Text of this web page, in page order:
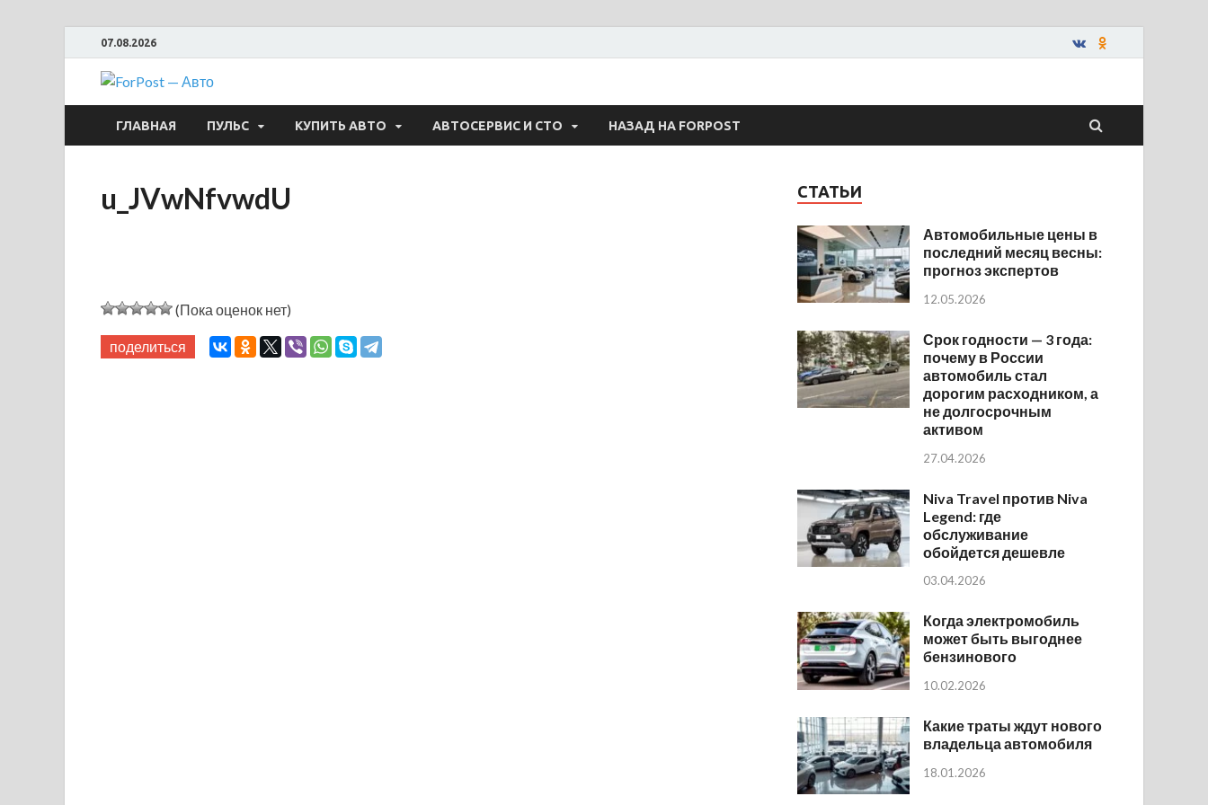
07.08.2026
ForPost — Авто
ГЛАВНАЯ ПУЛЬС КУПИТЬ АВТО АВТОСЕРВИС И СТО НАЗАД НА FORPOST
u_JVwNfvwdU
(Пока оценок нет)
поделиться
СТАТЬИ
Автомобильные цены в
последний месяц весны:
прогноз экспертов
12.05.2026
Срок годности — 3 года:
почему в России
автомобиль стал
дорогим расходником, а
не долгосрочным
активом
27.04.2026
Niva Travel против Niva
Legend: где
обслуживание
обойдется дешевле
03.04.2026
Когда электромобиль
может быть выгоднее
бензинового
10.02.2026
Какие траты ждут нового
владельца автомобиля
18.01.2026